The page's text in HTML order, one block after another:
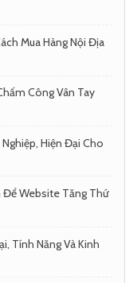
Mua Hàng Nội Địa
Công Vân Tay
Hiện Đại Cho
Để Website Tăng Thứ
Tính Năng Và Kinh